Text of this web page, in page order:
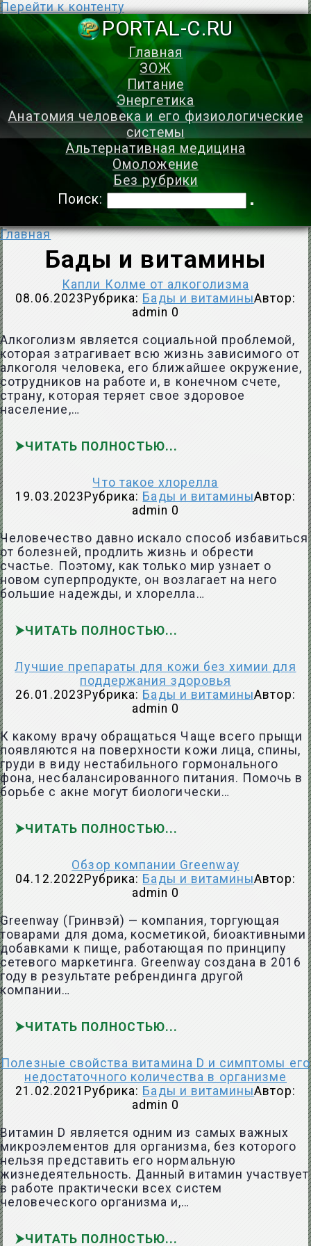
Перейти к контенту
PORTAL-
Главная
ЗОЖ
Питание
Энергетика
Анатомия человека и его физиологические
системы
Альтернативная медицина
Омоложение
Без рубрики
Поиск:
Главная
Бады и витамины
Капли Колме от алкоголизма
08.06.2023 Рубрика: Бады и витаминыАвтор:
admin 0
Алкоголизм является социальной проблемой,
которая затрагивает всю жизнь зависимого от
алкоголя человека, его ближайшее окружение,
сотрудников на работе и, в конечном счете,
страну, которая теряет свое здоровое
население,…
ЧИТАТЬ ПОЛНОСТЬЮ
Что такое хлорелла
19.03.2023 Рубрика: Бады и витаминыАвтор:
admin 0
Человечество давно искало способ избавиться
от болезней, продлить жизнь и обрести
счастье. Поэтому, как только мир узнает о
новом суперпродукте, он возлагает на него
большие надежды, и хлорелла…
ЧИТАТЬ ПОЛНОСТЬЮ
Лучшие препараты для кожи без химии для
поддержания здоровья
26.01.2023 Рубрика: Бады и витаминыАвтор:
admin 0
К какому врачу обращаться Чаще всего прыщи
появляются на поверхности кожи лица, спины,
груди в виду нестабильного гормонального
фона, несбалансированного питания. Помочь в
борьбе с акне могут биологически…
ЧИТАТЬ ПОЛНОСТЬЮ
Обзор компании Greenway
04.12.2022 Рубрика: Бады и витаминыАвтор:
admin 0
Greenway (Гринвэй) — компания, торгующая
товарами для дома, косметикой, биоактивными
добавками к пище, работающая по принципу
сетевого маркетинга. Greenway создана в 2016
году в результате ребрендинга другой
компании…
ЧИТАТЬ ПОЛНОСТЬЮ
Полезные свойства витамина D и симптомы его
недостаточного количества в организме
21.02.2021 Рубрика: Бады и витаминыАвтор:
admin 0
Витамин D является одним из самых важных
микроэлементов для организма, без которого
нельзя представить его нормальную
жизнедеятельность. Данный витамин участвует
в работе практически всех систем
человеческого организма и,…
ЧИТАТЬ ПОЛНОСТЬЮ